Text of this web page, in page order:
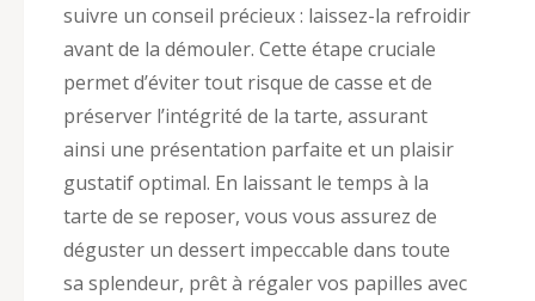
suivre un conseil précieux : laissez-la refroidir
avant de la démouler. Cette étape cruciale
permet d’éviter tout risque de casse et de
préserver l’intégrité de la tarte, assurant
ainsi une présentation parfaite et un plaisir
gustatif optimal. En laissant le temps à la
tarte de se reposer, vous vous assurez de
déguster un dessert impeccable dans toute
sa splendeur, prêt à régaler vos papilles avec